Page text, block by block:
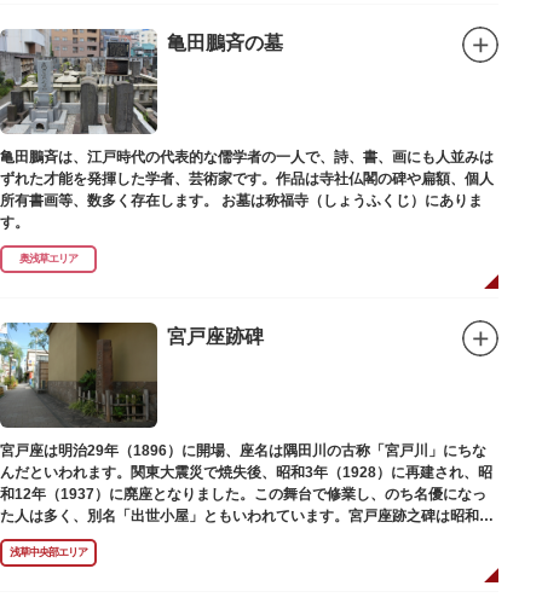
亀田鵬斉の墓
亀田鵬斉は、江戸時代の代表的な儒学者の一人で、詩、書、画にも人並みは
ずれた才能を発揮した学者、芸術家です。作品は寺社仏閣の碑や扁額、個人
所有書画等、数多く存在します。 お墓は称福寺（しょうふくじ）にありま
す。
奥浅草エリア
宮戸座跡碑
宮戸座は明治29年（1896）に開場、座名は隅田川の古称「宮戸川」にちな
んだといわれます。関東大震災で焼失後、昭和3年（1928）に再建され、昭
和12年（1937）に廃座となりました。この舞台で修業し、のち名優になっ
た人は多く、別名「出世小屋」ともいわれています。宮戸座跡之碑は昭和53
年（1978）に建てられました。
浅草中央部エリア